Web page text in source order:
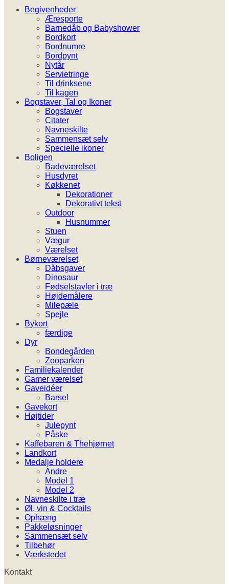
Begivenheder
Æresporte
Barnedåb og Babyshower
Bordkort
Bordnumre
Bordpynt
Nytår
Servietringe
Til drinksene
Til kagen
Bogstaver, Tal og Ikoner
Bogstaver
Citater
Navneskilte
Sammensæt selv
Specielle ikoner
Boligen
Badeværelset
Husdyret
Køkkenet
Dekorationer
Dekorativt tekst
Outdoor
Husnummer
Stuen
Vægur
Værelset
Børneværelset
Dåbsgaver
Dinosaur
Fødselstavler i træ
Højdemålere
Milepæle
Spejle
Bykort
færdige
Dyr
Bondegården
Zooparken
Familiekalender
Gamer værelset
Gaveidéer
Barsel
Gavekort
Højtider
Julepynt
Påske
Kaffebaren & Thehjørnet
Landkort
Medalje holdere
Andre
Model 1
Model 2
Navneskilte i træ
Øl, vin & Cocktails
Ophæng
Pakkeløsninger
Sammensæt selv
Tilbehør
Værkstedet
Kontakt